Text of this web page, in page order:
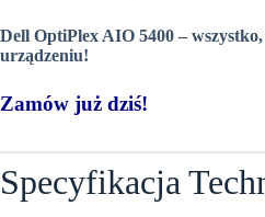
Dell OptiPlex AIO 5400 –
urządzeniu!
Zamów już dziś!
Specyfikacja